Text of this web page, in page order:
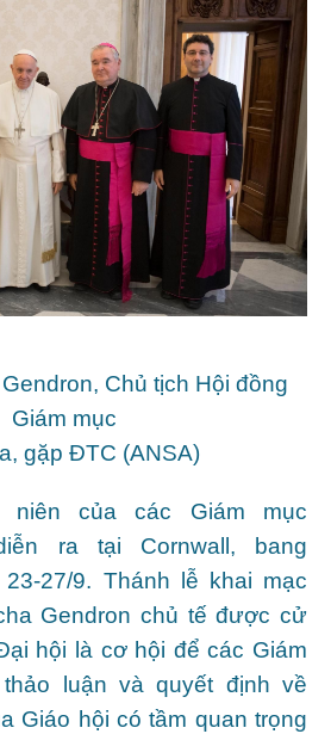
Chủ tịch Hội đồng
Giám mục
gặp ĐTC (ANSA)
của các Giám mục
ra tại Cornwall, bang
27/9. Thánh lễ khai mạc
Gendron chủ tế được cử
hội là cơ hội để các Giám
luận và quyết định về
Giáo hội có tầm quan trọng